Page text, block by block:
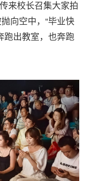
来校长召集大家拍
向空中，“毕业快
出教室，也奔跑